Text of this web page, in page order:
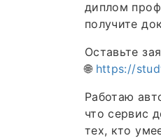
диплом
получите
Оставьте
🌐 https://
Работаю
что сервис
тех, кто